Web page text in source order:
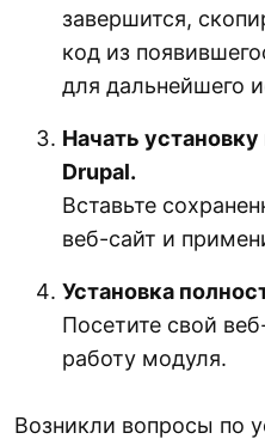
завершится,
код из
для дальнейшего
Начать
Drupal.
Вставьте
веб-сайт и
Установка
Посетите свой
работу модуля.
Возникли вопросы по